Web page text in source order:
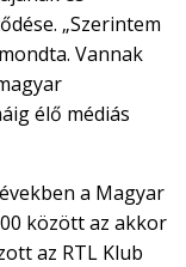
„Szerintem
Vannak
élő médiás
a Magyar
között az akkor
az RTL Klub